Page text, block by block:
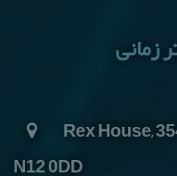
زمانی
Rex House,
N12 0DD